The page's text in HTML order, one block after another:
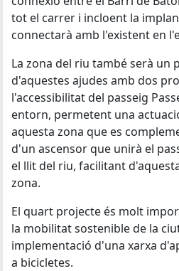
tot el carrer i incloent la
connectarà amb l'existent en
La zona del riu també serà un
d'aquestes ajudes amb dos
l'accessibilitat del passeig
entorn, permetent una
aquesta zona que es
d'un ascensor que unirà el
el llit del riu, facilitant
zona.
El quart projecte és molt
la mobilitat sostenible de la
implementació d'una xarxa
a bicicletes.